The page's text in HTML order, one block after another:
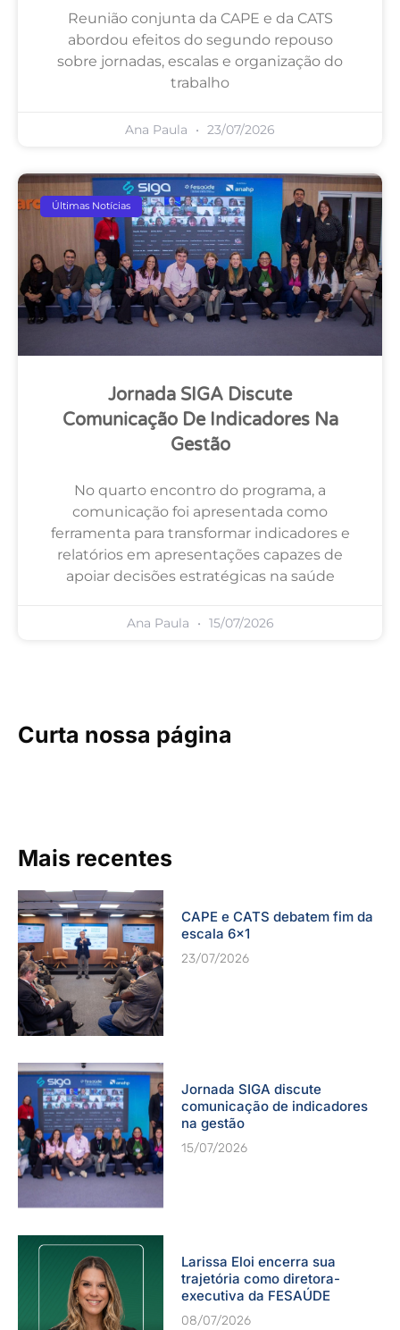
Reunião conjunta da CAPE e da CATS
abordou efeitos do segundo repouso
sobre jornadas, escalas e organização do
trabalho
Ana Paula 23/07/2026
Últimas Notícias
Jornada SIGA Discute
Comunicação De Indicadores Na
Gestão
No quarto encontro do programa, a
comunicação foi apresentada como
ferramenta para transformar indicadores e
relatórios em apresentações capazes de
apoiar decisões estratégicas na saúde
Ana Paula 15/07/2026
Curta nossa página
Mais recentes
CAPE e CATS debatem fim da
escala 6×1
23/07/2026
Jornada SIGA discute
comunicação de indicadores
na gestão
15/07/2026
Larissa Eloi encerra sua
trajetória como diretora-
executiva da FESAÚDE
08/07/2026